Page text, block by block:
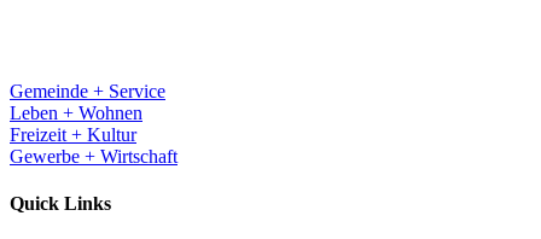
Gemeinde + Service
Leben + Wohnen
Freizeit + Kultur
Gewerbe + Wirtschaft
Quick Links